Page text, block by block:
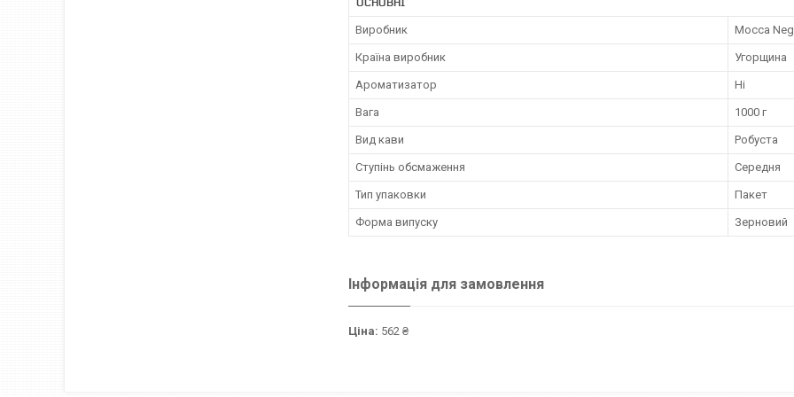
Виробник Mocca
Країна виробник Угорщина
Ароматизатор Ні
Вага 1000 г
Вид кави Робуста
Ступінь обсмаження Середня
Тип упаковки Пакет
Форма випуску Зерновий
Інформація для замовлення
Ціна: 562 ₴